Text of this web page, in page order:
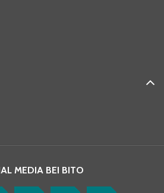
MEDIA BEI BITO